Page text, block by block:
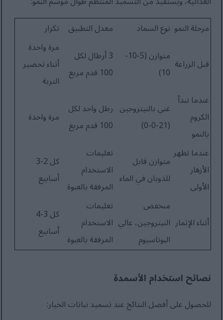
مرحلة النمو نوع السماد معدل التطبيق تكرار
قبل الزراعة
متوازن (5-10-
10)
3 أرطال لكل
100 قدم مربع
مرة واحدة
أثناء تحضير
التربة
عندما تبدأ
الكروم
بالنمو
غني بالنيتروجين
(21-0-0)
رطل واحد لكل
100 قدم مربع
مرة واحدة
عندما تظهر
الأزهار
الأولى
متوازن قابل
للذوبان في الماء
تعليمات
الاستخدام
المرفقة بالعبوة
كل 2-3
أسابيع
أثناء الإثمار
منخفض
النيتروجين، عالي
البوتاسيوم
تعليمات
الاستخدام
المرفقة بالعبوة
كل 3-4
أسابيع
نصائح استخدام الأسمدة
للحصول على أفضل النتائج عند تسميد نباتات الخيار: